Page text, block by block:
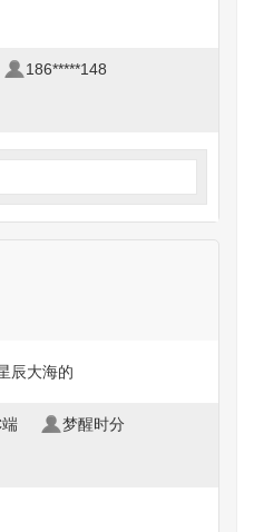
186*****148
辰大海的
端 梦醒时分